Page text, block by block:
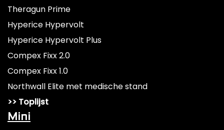
Theragun Prime
Hyperice Hypervolt
Hyperice Hypervolt Plus
Compex Fixx 2.0
Compex Fixx 1.0
Northwall Elite met medische stand
>> Toplijst
Mini